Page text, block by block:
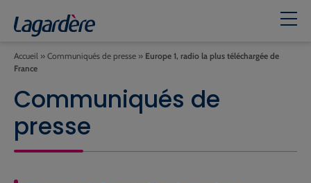
Accueil » Communiqués de presse » Europe 1, radio la plus téléchargée de
France
Communiqués de
presse